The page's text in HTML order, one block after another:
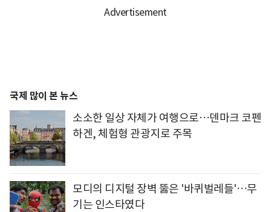
국제 많이 본 뉴스
소소한 일상 자체가 여행으로…덴마크 코펜
하겐, 체험형 관광지로 주목
모디의 디지털 장벽 뚫은 '바퀴벌레들'…무
기는 인스타였다